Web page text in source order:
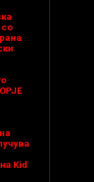
со
Kid